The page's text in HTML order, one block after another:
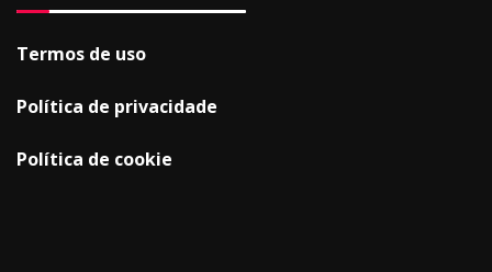
Termos de uso
Política de privacidade
Política de cookie